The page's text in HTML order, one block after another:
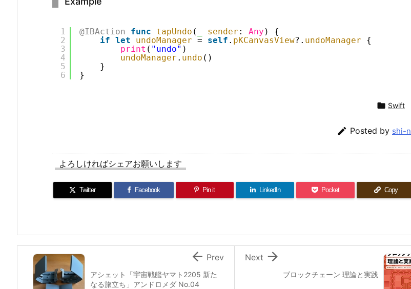
1
2
3
4
5
6
@IBAction func tapUndo ( sender : Any ) {
if let undoManager = self . pKCanvasView?. undoManager
{
print ( "undo" )
undoManager . undo ()
}
}
 Swift
 Posted by shi-n
よろしければシェアお願いします
Twitter Facebook Pin it LinkedIn Pocket Copy
ブロックチェーン 理論と実践

Next
アシェット「宇宙戦艦ヤマト2205 新た
なる旅立ち」アンドロメダ No.04
 Prev